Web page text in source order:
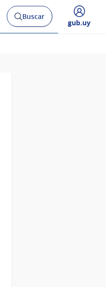
Abrir
buscador
Buscar
Desplegar
gub.uy